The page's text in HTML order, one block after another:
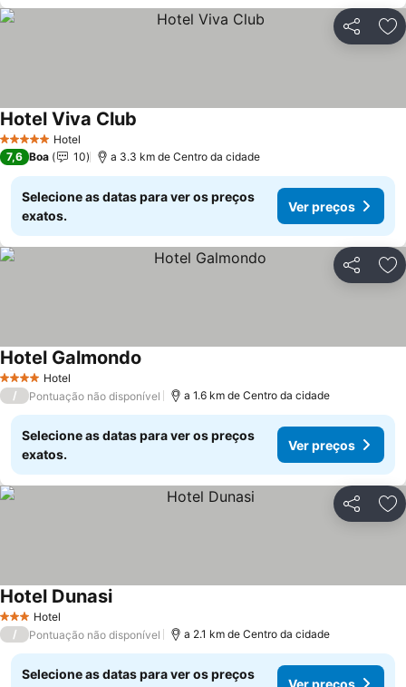
Partilhar
5 Estrelas Hotel
Hotel Viva Club
7,6 Boa 10 a 3.3 km de Centro da cidade
Selecione as datas para ver os preços
exatos.
Ver preços
Partilhar
4 EstrelasHotel
Hotel Galmondo
/ Pontuação não disponível a 1.6 km de Centro da cidade
Selecione as datas para ver os preços
exatos.
Ver preços
Partilhar
3 EstrelasHotel
Hotel DunasiVer preços
/ Pontuação não disponível a 2.1 km de Centro da cidade
Selecione as datas para ver os preços
Ver preços